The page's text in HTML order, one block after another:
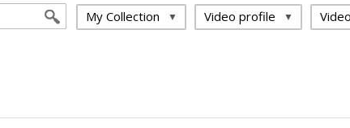
My Collection Video profile